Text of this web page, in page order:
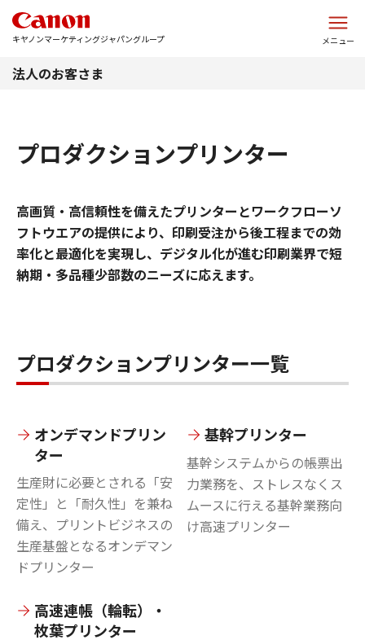
キヤノンマーケティングジャパングループ メニュー
法人のお客さま
プロダクションプリンター
高画質・高信頼性を備えたプリンターとワークフローソ
フトウエアの提供により、印刷受注から後工程までの効
率化と最適化を実現し、デジタル化が進む印刷業界で短
納期・多品種少部数のニーズに応えます。
プロダクションプリンター一覧
オンデマンドプリン
ター
生産財に必要とされる「安
定性」と「耐久性」を兼ね
備え、プリントビジネスの
生産基盤となるオンデマン
ドプリンター
基幹プリンター
基幹システムからの帳票出
力業務を、ストレスなくス
ムースに行える基幹業務向
け高速プリンター
高速連帳（輪転）・
枚葉プリンター